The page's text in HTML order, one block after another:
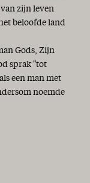
zijn leven
beloofde land
Gods, Zijn
sprak "tot
een man met
noemde